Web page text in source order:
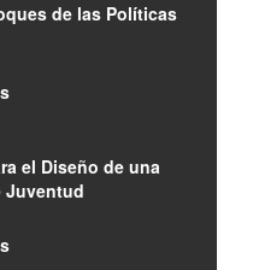
de las Políticas
el Diseño de una
Juventud